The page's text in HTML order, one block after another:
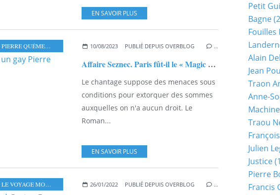
EN SAVOIR PLUS
PIERRE QUÉMENER LE VOYAGE MORLAIX-PARIS-MORLAIX
10/08/2023 PUBLIÉ DEPUIS OVERBLOG …
Affaire Seznec. Paris fût-il le « Magic City » pour un gay Pierre Quémeneur ???
Le chantage suppose des menaces sous
conditions pour extorquer des sommes
auxquelles on n'a aucun droit. Le
Roman...
EN SAVOIR PLUS
LE VOYAGE MORLAIX-PARIS-MORLAIX ,CADILLAC
26/01/2022 PUBLIÉ DEPUIS OVERBLOG …
Petit
Bagne
Fouilles
Alain
Jean
Traon
Anne-
Traou
Julien
Justice
Pierre
Francis